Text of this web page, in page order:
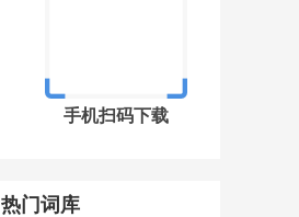
手机扫码下载
热门词库